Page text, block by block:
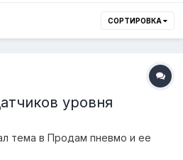
СОРТИРОВКА
уровня
тема в Продам пневмо и ее